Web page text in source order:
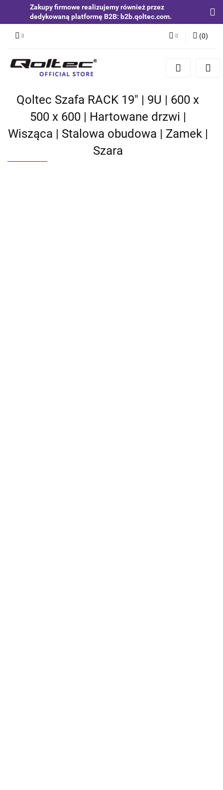
Zakupy firmowe realizujemy również przez
dedykowaną platformę B2B: b2b.qoltec.com.
Zaloguj się
Zgody cookies
(0)
Qoltec Szafa RACK 19" | 9U | 600 x
500 x 600 | Hartowane drzwi |
Wisząca | Stalowa obudowa | Zamek |
Szara